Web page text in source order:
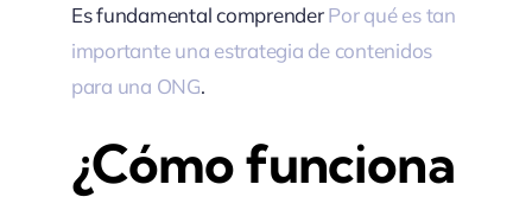
Es fundamental comprenderPor qué es tan
importante una estrategia de contenidos
para una ONG.
¿Cómo funciona